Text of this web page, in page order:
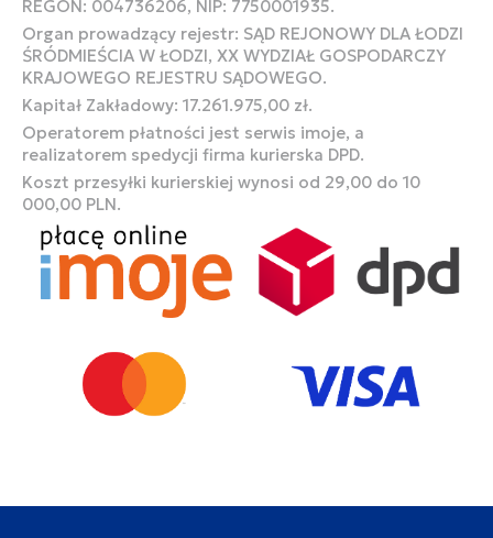
REGON: 004736206, NIP: 7750001935.
Organ prowadzący rejestr: SĄD REJONOWY DLA ŁODZI
ŚRÓDMIEŚCIA W ŁODZI, XX WYDZIAŁ GOSPODARCZY
KRAJOWEGO REJESTRU SĄDOWEGO.
Kapitał Zakładowy: 17.261.975,00 zł.
Operatorem płatności jest serwis imoje, a
realizatorem spedycji firma kurierska DPD.
Koszt przesyłki kurierskiej wynosi od 29,00 do 10
000,00 PLN.